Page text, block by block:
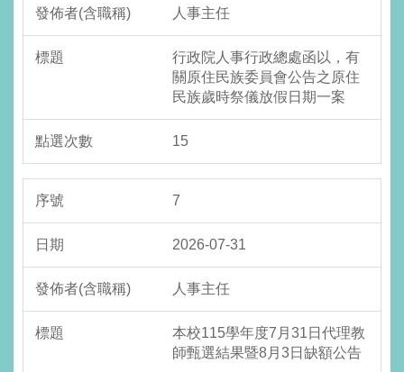
人事主任
行政院人事行政總處函以，有
關原住民族委員會公告之原住
民族歲時祭儀放假日期一案
15
7
2026-07-31
人事主任
本校115學年度7月31日代理教
師甄選結果暨8月3日缺額公告